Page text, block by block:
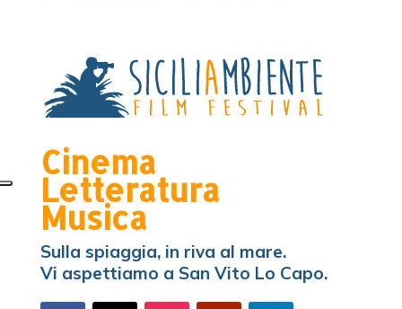
Cinema
Letteratura
Musica
Sulla spiaggia, in riva al mare.
Vi aspettiamo a San Vito Lo Capo.